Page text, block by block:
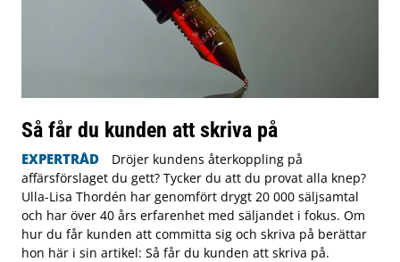
Så får du kunden att skriva på
EXPERTRÅD
Dröjer kundens återkoppling på
affärsförslaget du gett? Tycker du att du provat alla knep?
Ulla-Lisa Thordén har genomfört drygt 20 000 säljsamtal
och har över 40 års erfarenhet med säljandet i fokus. Om
hur du får kunden att committa sig och skriva på berättar
hon här i sin artikel: Så får du kunden att skriva på.